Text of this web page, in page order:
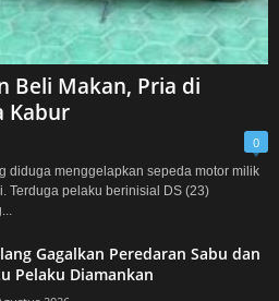
Beli Makan, Pria di
Kabur
0
diduga menggelapkan sepeda motor milik
Terduga pelaku berinisial DS (23)
Gagalkan Peredaran Sabu dan
Pelaku Diamankan